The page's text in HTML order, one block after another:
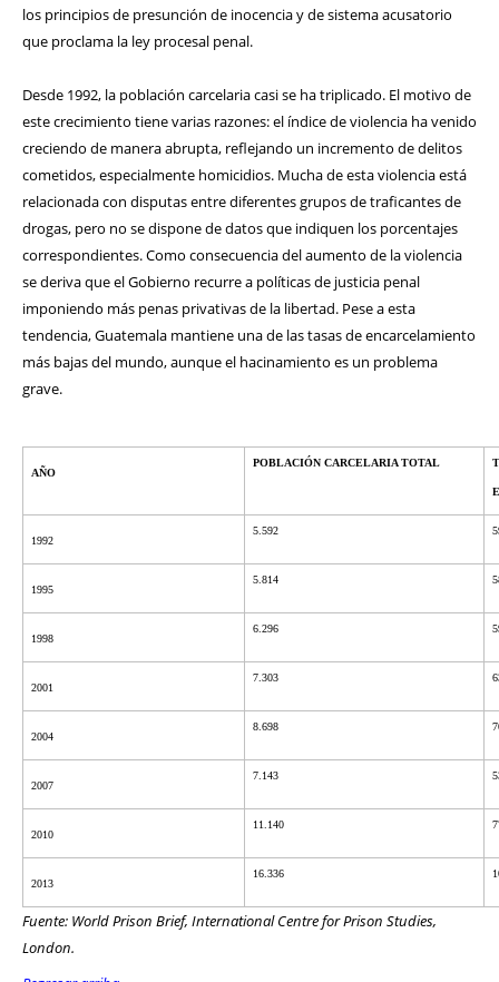
los principios de presunción de inocencia y de sistema acusatorio
que proclama la ley procesal penal.
Desde 1992, la población carcelaria casi se ha triplicado. El motivo de
este crecimiento tiene varias razones: el índice de violencia ha venido
creciendo de manera abrupta, reflejando un incremento de delitos
cometidos, especialmente homicidios. Mucha de esta violencia está
relacionada con disputas entre diferentes grupos de traficantes de
drogas, pero no se dispone de datos que indiquen los porcentajes
correspondientes. Como consecuencia del aumento de la violencia
se deriva que el Gobierno recurre a políticas de justicia penal
imponiendo más penas privativas de la libertad. Pese a esta
tendencia, Guatemala mantiene una de las tasas de encarcelamiento
más bajas del mundo, aunque el hacinamiento es un problema
grave.
AÑO
POBLACIÓN CARCELARIA TOTAL
1992
5.592
1995
5.814
1998
6.296
2001
7.303
2004
8.698
2007
7.143
2010
11.140
2013
16.336
Fuente: World Prison Brief, International Centre for Prison Studies,
London.